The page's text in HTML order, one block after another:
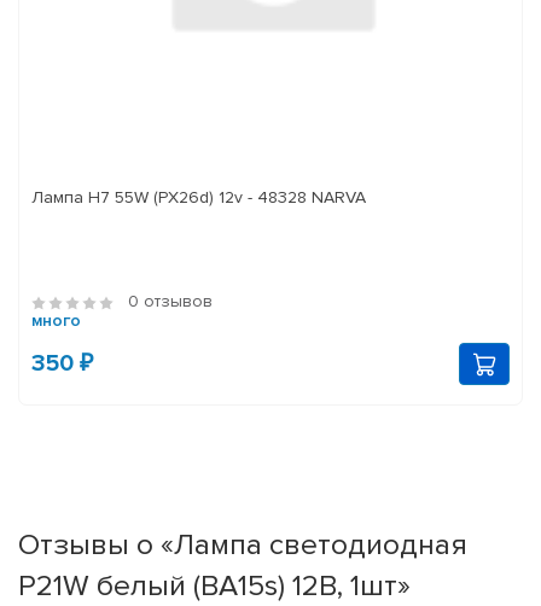
Лампа H7 55W (PX26d) 12v - 48328 NARVA
0 отзывов
много
350 ₽
Отзывы о «Лампа светодиодная
P21W белый (BA15s) 12В, 1шт»